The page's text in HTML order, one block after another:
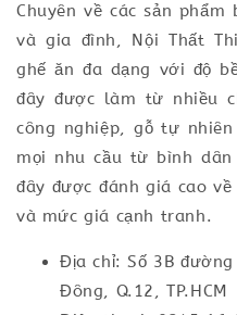
Chuyên về các sản
và gia đình, Nội Thất
ghế ăn đa dạng với độ
đây được làm từ nhiều
công nghiệp, gỗ tự
mọi nhu cầu từ bình dân
đây được đánh giá cao
và mức giá cạnh tranh.
Địa chỉ: Số 3B
Đông, Q.12, TP.HCM